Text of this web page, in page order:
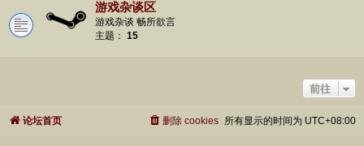
游戏杂谈区
游戏杂谈 畅所欲言
主题： 15
前往
论坛首页 所有显示的时间为 UTC+08:00
删除 cookies